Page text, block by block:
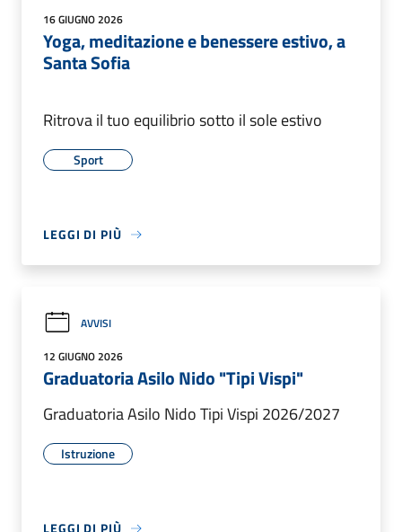
16 GIUGNO 2026
Yoga, meditazione e benessere estivo, a
Santa Sofia
Ritrova il tuo equilibrio sotto il sole estivo
Sport
LEGGI DI PIÙ
AVVISI
12 GIUGNO 2026
Graduatoria Asilo Nido "Tipi Vispi"
Graduatoria Asilo Nido Tipi Vispi 2026/2027
Istruzione
LEGGI DI PIÙ